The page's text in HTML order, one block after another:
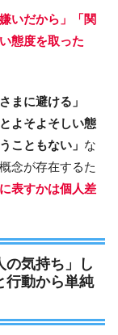
いだから」「関
態度を取った
まに避ける」
よそよそしい態
こともない」 な
念が存在するた
表すかは個人差
の気持ち」し
行動から単純